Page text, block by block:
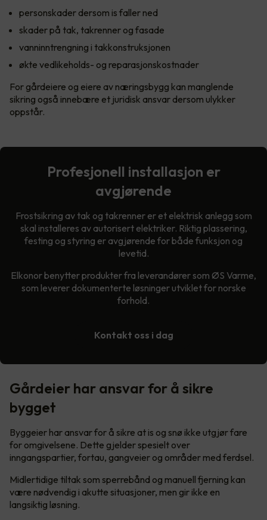
personskader dersom is faller ned
skader på tak, takrenner og fasade
vanninntrengning i takkonstruksjonen
økte vedlikeholds- og reparasjonskostnader
For gårdeiere og eiere av næringsbygg kan manglende
sikring også innebære et juridisk ansvar dersom ulykker
oppstår.
Profesjonell installasjon er
avgjørende
Frostsikring av tak og takrenner er et elektrisk anlegg som
skal installeres av autorisert elektriker. Riktig plassering,
festing og styring er avgjørende for både funksjon og
levetid.
Elkonor benytter produkter fra leverandører som ØS Varme,
som leverer dokumenterte løsninger utviklet for norske
forhold.
Kontakt oss i dag
Gårdeier har ansvar for å sikre
bygget
Byggeier har ansvar for å sikre at is og snø ikke utgjør fare
for omgivelsene. Dette gjelder spesielt over
inngangspartier, fortau, gangveier og områder med ferdsel.
Midlertidige tiltak som sperrebånd og manuell fjerning kan
være nødvendig i akutte situasjoner, men gir ikke en
langsiktig løsning.